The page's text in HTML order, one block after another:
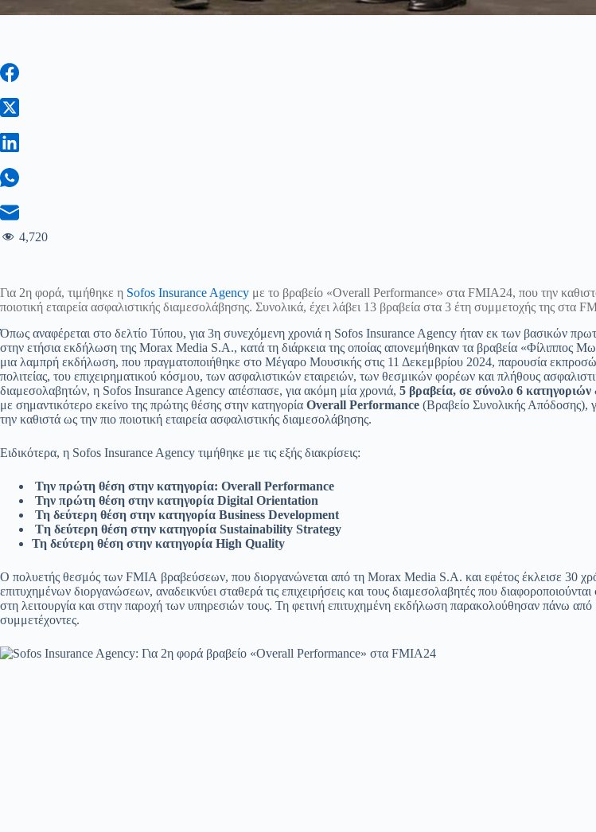
4,720
Για 2η φορά, τιμήθηκε η Sofos Insurance Agency με το βραβείο «Overall Performance» στα FMIA24, που την
ποιοτική εταιρεία ασφαλιστικής διαμεσολάβησης. Συνολικά, έχει λάβει 13 βραβεία στα 3 έτη συμμετοχής της στα
Όπως αναφέρεται στο δελτίο Τύπου, για 3η συνεχόμενη χρονιά η Sofos Insurance Agency ήταν εκ των βασικών
στην ετήσια εκδήλωση της Morax Media S.A., κατά τη διάρκεια της οποίας απονεμήθηκαν τα βραβεία «Φίλιππος
μια λαμπρή εκδήλωση, που πραγματοποιήθηκε στο Μέγαρο Μουσικής στις 11 Δεκεμβρίου 2024, παρουσία
πολιτείας, του επιχειρηματικού κόσμου, των ασφαλιστικών εταιρειών, των θεσμικών φορέων και πλήθους
διαμεσολαβητών, η Sofos Insurance Agency απέσπασε, για ακόμη μία χρονιά, 5 βραβεία, σε σύνολο 6 κατηγοριών
με σημαντικότερο εκείνο της πρώτης θέσης στην κατηγορία Overall Performance (Βραβείο Συνολικής Απόδοσης),
την καθιστά ως την πιο ποιοτική εταιρεία ασφαλιστικής διαμεσολάβησης.
Ειδικότερα, η Sofos Insurance Agency τιμήθηκε με τις εξής διακρίσεις:
Την πρώτη θέση στην κατηγορία: Overall Performance
Την πρώτη θέση στην κατηγορία Digital Orientation
Τη δεύτερη θέση στην κατηγορία Business Development
Tη δεύτερη θέση στην κατηγορία Sustainability Strategy
Τη δεύτερη θέση στην κατηγορία High Quality
Ο πολυετής θεσμός των FMIA βραβεύσεων, που διοργανώνεται από τη Morax Media S.A. και εφέτος έκλεισε 30
επιτυχημένων διοργανώσεων, αναδεικνύει σταθερά τις επιχειρήσεις και τους διαμεσολαβητές που
στη λειτουργία και στην παροχή των υπηρεσιών τους. Τη φετινή επιτυχημένη εκδήλωση παρακολούθησαν πάνω από
συμμετέχοντες.